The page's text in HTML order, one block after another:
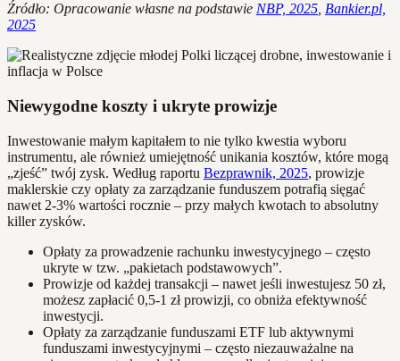
Źródło: Opracowanie własne na podstawie NBP, 2025 Bankier.pl,
2025
Niewygodne koszty i ukryte prowizje
Inwestowanie małym kapitałem to nie tylko kwestia wyboru
instrumentu, ale również umiejętność unikania kosztów, które mogą
„zjeść” twój zysk. Według raportu Bezprawnik, 2025, prowizje
maklerskie czy opłaty za zarządzanie funduszem potrafią sięgać
nawet 2-3% wartości rocznie – przy małych kwotach to absolutny
killer zysków.
Opłaty za prowadzenie rachunku inwestycyjnego – często
ukryte w tzw. „pakietach podstawowych”.
Prowizje od każdej transakcji – nawet jeśli inwestujesz 50 zł,
możesz zapłacić 0,5-1 zł prowizji, co obniża efektywność
inwestycji.
Opłaty za zarządzanie funduszami ETF lub aktywnymi
funduszami inwestycyjnymi – często niezauważalne na